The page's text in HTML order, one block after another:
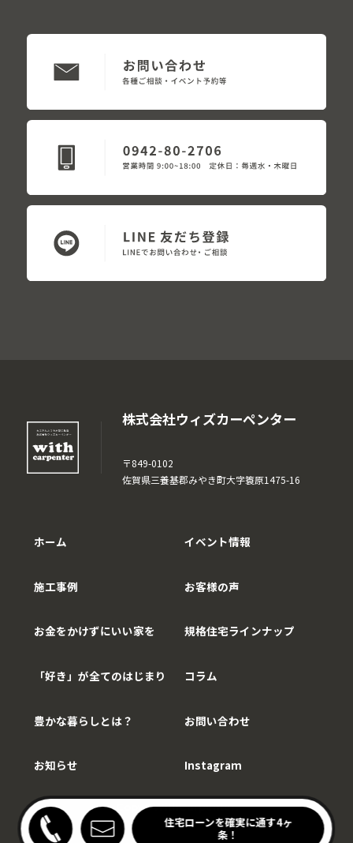
株式会社ウィズカーペンター
〒849-0102
佐賀県三養基郡みやき町大字簑原1475-16
ホーム
施工事例
お金をかけずにいい家を
「好き」が全てのはじまり
豊かな暮らしとは？
お知らせ
イベント情報
お客様の声
規格住宅ラインナップ
コラム
お問い合わせ
Instagram
Copy©WithCarpenter.
キッチンの家見学会
開催中！
住宅ローンを確実に通す4ヶ
条！